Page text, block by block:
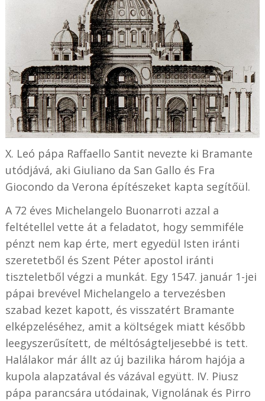
X. Leó pápa Raffaello Santit nevezte ki Bramante
utódjává, aki Giuliano da San Gallo és Fra
Giocondo da Verona építészeket kapta segítőül.
A 72 éves Michelangelo Buonarroti azzal a
feltétellel vette át a feladatot, hogy semmiféle
pénzt nem kap érte, mert egyedül Isten iránti
szeretetből és Szent Péter apostol iránti
tiszteletből végzi a munkát. Egy 1547. január 1-jei
pápai brevével Michelangelo a tervezésben
szabad kezet kapott, és visszatért Bramante
elképzeléséhez, amit a költségek miatt később
leegyszerűsített, de méltóságteljesebbé is tett.
Halálakor már állt az új bazilika három hajója a
kupola alapzatával és vázával együtt. IV. Piusz
pápa parancsára utódainak, Vignolának és Pirro